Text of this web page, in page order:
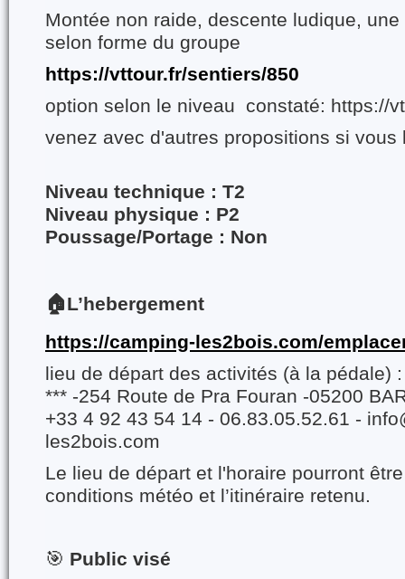
Montée non raide, descente ludique,
selon forme du groupe
https://vttour.fr/sentiers/850
option selon le niveau constaté: https://
venez avec d'autres propositions si vous
Niveau technique : T2
Niveau physique : P2
Poussage/Portage : Non
🏠L’hebergement
https://camping-les2bois.com/
lieu de départ des activités (à la pédale)
*** -254 Route de Pra Fouran -05200
+33 4 92 43 54 14 - 06.83.05.52.61 -
les2bois.com
Le lieu de départ et l'horaire pourront
conditions météo et l’itinéraire retenu.
🎯 Public visé